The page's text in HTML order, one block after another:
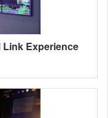
Link Experience